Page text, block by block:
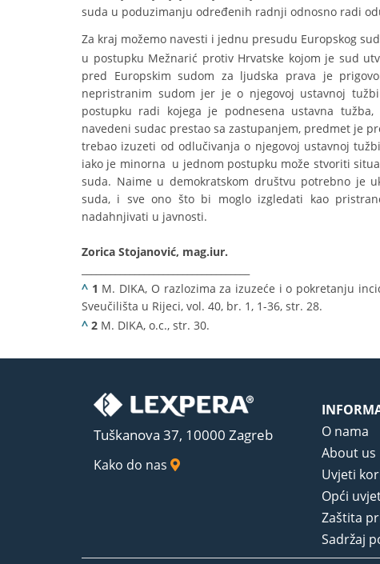
suda u poduzimanju određenih radnji odnosno radi
Za kraj možemo navesti i jednu presudu Europskog
u postupku Mežnarić protiv Hrvatske kojom je sud
pred Europskim sudom za ljudska prava je
nepristranim sudom jer je o njegovoj ustavnoj
postupku radi kojega je podnesena ustavna
navedeni sudac prestao sa zastupanjem, predmet je
trebao izuzeti od odlučivanja o njegovoj ustavnoj
iako je minorna u jednom postupku može stvoriti
suda. Naime u demokratskom društvu potrebno je
suda, i sve ono što bi moglo izgledati kao
nadahnjivati u javnosti.
Zorica Stojanović, mag.iur.
^ 1 M. DIKA, O razlozima za izuzeće i o pokretanju
Sveučilišta u Rijeci, vol. 40, br. 1, 1-36, str. 28.
^ 2 M. DIKA, o.c., str. 30.
Tuškanova 37, 10000 Zagreb
Kako do nas
O nama
About us
Uvjeti
Opći
Zaštita
Sadržaj